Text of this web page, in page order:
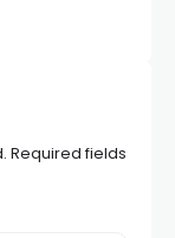
Required fields